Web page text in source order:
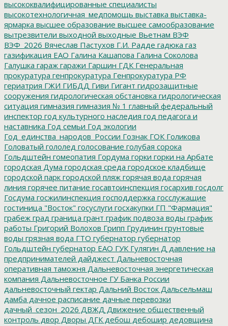
высококвалифицированные специалисты
высокотехнологичная_медпомощь выставка выставка-
ярмарка высшее образование высшее самообразование
вытрезвители выходной выходные Вьетнам ВЭФ
ВЭФ_2026 Вячеслав Пастухов Г.И. Радде гадюка газ
газификация ЕАО Галина Кашапова Галина Соколова
Галушка гараж гаражи Гаршин ГДК Генеральная
прокуратура генпрокуратура Генпрокуратура РФ
гериатрия ГЖИ ГИБДД Гиви Гигант гидрозащитные
сооружения гидрологическая обстановка гидрологическая
ситуация гимназия гимназия № 1 главный федеральный
инспектор год культурного наследия год педагога и
наставника Год семьи Год экологии
Год_единства_народов_России Гознак ГОК Голикова
Головатый гололед голосование голубая сорока
Гольдштейн гомеопатия Гордума горки горки на Арбате
городская Дума городская среда городское кладбище
городской парк городской пляж горячая вода горячая
линия горячее питание госавтоинспекция госархив госдолг
Госдума госжилинспекция господдержка госслужащие
гостиница "Восток" госуслуги госхакупки ГП "Фармация"
грабеж град граница грант график подвоза воды график
работы Григорий Волохов Грипп Грудинин грунтовые
воды грязная вода ГТО губернатор губернатор
Гольдштейн губернатор ЕАО ГУК Гулягин Д давление на
предпринимателей дайджест Дальневосточная
оперативная таможня Дальневосточная энергетическая
компания Дальневосточное ГУ Банка России
дальневосточный гектар Дальний Восток Дальсельмаш
дамба дачное расписание дачные перевозки
дачный_сезон_2026 ДВЖД Движение общественный
контроль двор Дворы ДГК дебош дебошир дедовщина